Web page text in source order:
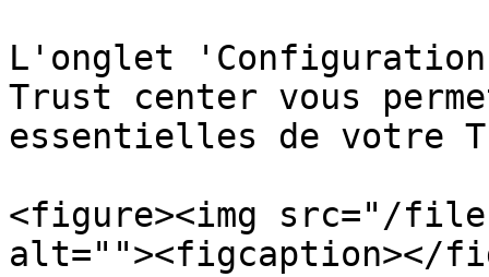
L'onglet
Trust center vous
essentielles de votre
<figure><img src="/files/
alt=""><figcaption></